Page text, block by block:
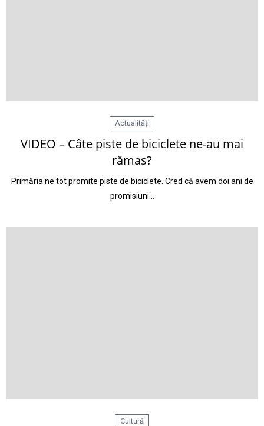
Actualități
VIDEO – Câte piste de biciclete ne-au mai
rămas?
Primăria ne tot promite piste de biciclete. Cred că avem doi ani de
promisiuni…
Cultură